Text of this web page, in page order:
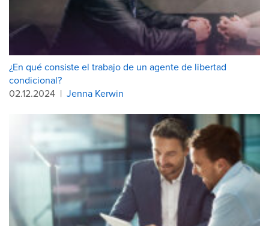
¿En qué consiste el trabajo de un agente de libertad
condicional?
02.12.2024 | Jenna Kerwin